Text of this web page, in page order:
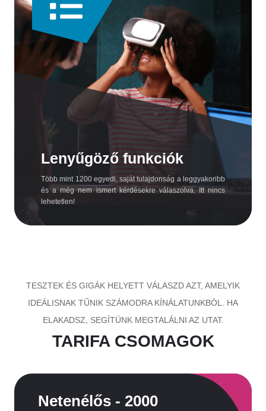
Lenyűgöző funkciók
Több mint 1200 egyedi, saját tulajdonság a leggyakoribb
és a még nem ismert kérdésekre válaszolva. Itt nincs
lehetetlen!
TESZTEK ÉS GIGÁK HELYETT VÁLASZD AZT, AMELYIK
IDEÁLISNAK TŰNIK SZÁMODRA KÍNÁLATUNKBÓL. HA
ELAKADSZ, SEGÍTÜNK MEGTALÁLNI AZ UTAT.
TARIFA CSOMAGOK
Netenélős - 2000